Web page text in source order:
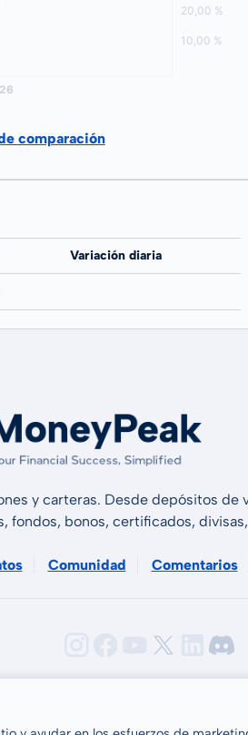
comparación
Variación diaria
y carteras. Desde depósitos
fondos, bonos, certificados,
Comunidad Comentarios